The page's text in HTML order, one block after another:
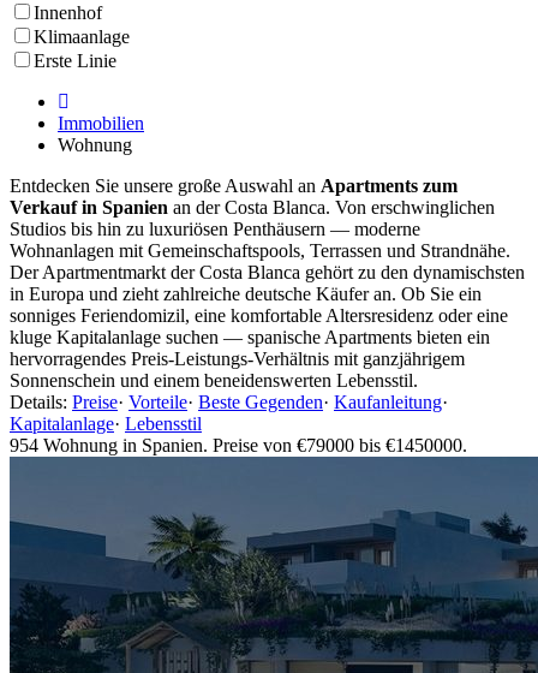
Innenhof
Klimaanlage
Erste Linie
Immobilien
Wohnung
Entdecken Sie unsere große Auswahl an Apartments zum
Verkauf in Spanien an der Costa Blanca. Von erschwinglichen
Studios bis hin zu luxuriösen Penthäusern — moderne
Wohnanlagen mit Gemeinschaftspools, Terrassen und Strandnähe.
Der Apartmentmarkt der Costa Blanca gehört zu den dynamischsten
in Europa und zieht zahlreiche deutsche Käufer an. Ob Sie ein
sonniges Feriendomizil, eine komfortable Altersresidenz oder eine
kluge Kapitalanlage suchen — spanische Apartments bieten ein
hervorragendes Preis-Leistungs-Verhältnis mit ganzjährigem
Sonnenschein und einem beneidenswerten Lebensstil.
Details: Preise· Vorteile· Beste Gegenden· Kaufanleitung·
Kapitalanlage· Lebensstil
954 Wohnung in Spanien. Preise von €79000 bis €1450000.